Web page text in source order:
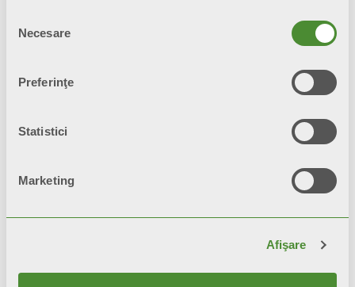
consimțământului
Necesare
Preferinţe
Statistici
Marketing
Afişare
Toate modelele
instalării pentru defecte de
vigoare şi respectând instrucţiunile